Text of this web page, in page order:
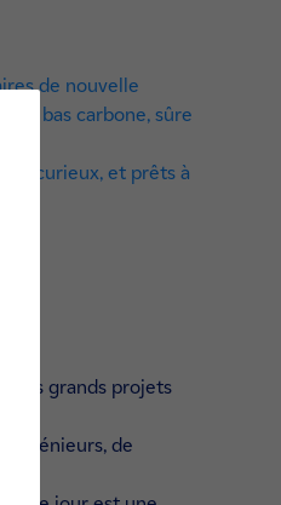
de nouvelle
bas carbone, sûre
curieux, et prêts à
des grands projets
de